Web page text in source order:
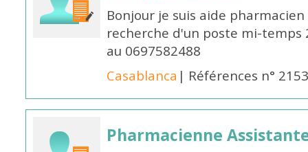
Bonjour je suis aide
recherche d'un poste mi-temps
au 0697582488
Casablanca | Références n°
Pharmacienne